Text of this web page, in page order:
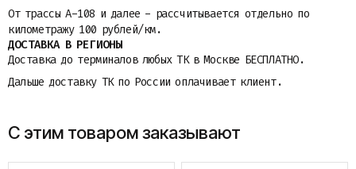
От трассы A-108 и далее - рассчитывается отдельно по
километражу 100 рублей/км.
ДОСТАВКА В РЕГИОНЫ
Доставка до терминалов любых ТК в Москве БЕСПЛАТНО.
Дальше доставку ТК по России оплачивает клиент.
С этим товаром заказывают